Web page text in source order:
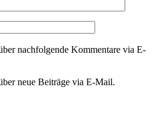
nachfolgende Kommentare via E-
neue Beiträge via E-Mail.